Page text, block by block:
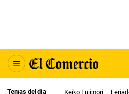
Temas del día Keiko Fujimori